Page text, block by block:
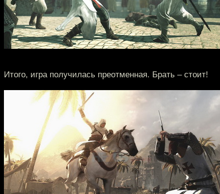
Итого, игра получилась преотменная. Брать – стоит!